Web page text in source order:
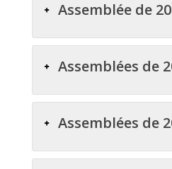
Assemblée de
Assemblées de
Assemblées de